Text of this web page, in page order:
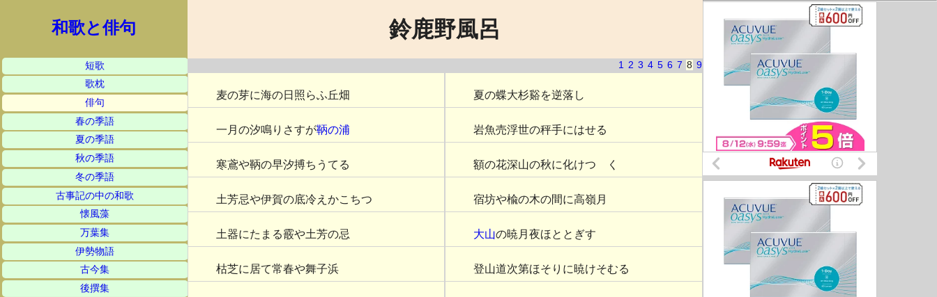
和歌と俳句
短歌
歌枕
俳句
春の季語
夏の季語
秋の季語
冬の季語
古事記の中の和歌
懐風藻
万葉集
伊勢物語
古今集
後撰集
鈴鹿野風呂
1 2 3 4 5 6 7 8 9
麦の芽に海の日照らふ丘畑
一月の汐鳴りさすが鞆の浦
寒鳶や鞆の早汐搏ちうてる
土芳忌や伊賀の底冷えかこちつゝ
土器にたまる霰や土芳の忌
枯芝に居て常春や舞子浜
夏の蝶大杉谿を逆落し
岩魚売浮世の秤手にはせる
額の花深山の秋に化けつゞく
宿坊や楡の木の間に高嶺月
大山の暁月夜ほととぎす
登山道次第ほそりに暁けそむる